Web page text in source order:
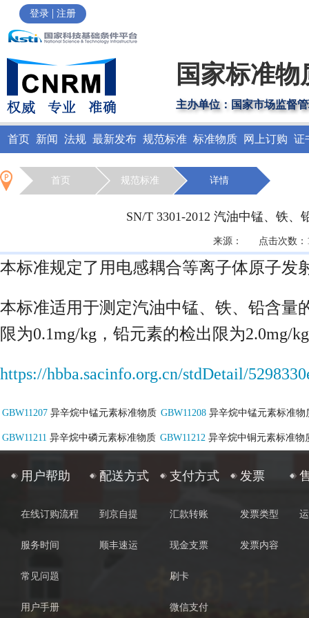
登录 | 注册
国家标准
主办单位：国家市场监督
首页 新闻 法规 最新发布 规范标准 标准物质 网上订购 证
首页 规范标准 详情
SN/T 3301-2012 汽油中锰、铁
来源： 点击次数：
本标准规定了用电感耦合等离子体原子发
本标准适用于测定汽油中锰、铁、铅含量
限为0.1mg/kg，铅元素的检出限为2.0mg/
https://hbba.sacinfo.org.cn/stdDetail/
GBW11207 异辛烷中锰元素标准物质 GBW11208 异辛烷中锰元素标准物
GBW11211 异辛烷中磷元素标准物质 GBW11212 异辛烷中铜元素标准物
用户帮助
在线订购流程
服务时间
常见问题
用户手册
配送方式
到京自提
顺丰速运
支付方式
汇款转账
现金支票
刷卡
微信支付
发票
发票类型
发票内容